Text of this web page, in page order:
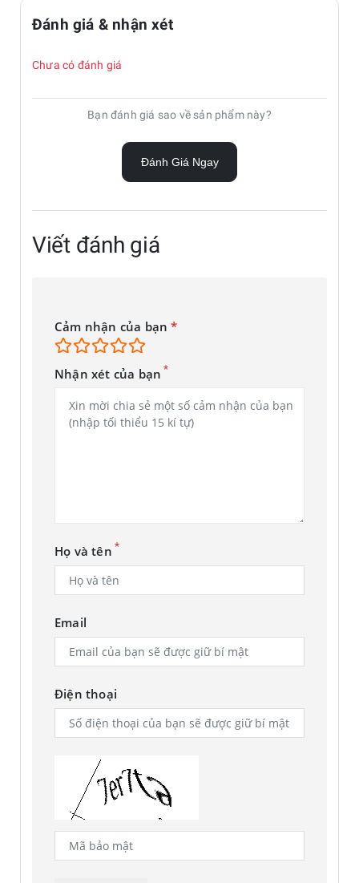
Có thể gắn từ tính để thay
thế dễ dàng
Với thiết kế từ tính, bạn có thể dễ dàng gắn và tháo bao da
do mới với Book Cover Keyboard. Điều chỉnh góc ở mặt sau
một cách dễ dàng để tìm vị trí hoàn hảo của bạn để gửi
* Hình ảnh mô phỏng chỉ mang tính chất minh họa. UX/UI
thực tế có thể khác.
Nâng cao năng suất nhờ chia
sẻ không dây
Đánh giá & nhận xét
Chưa có đánh giá
Bạn đánh giá sao về sản phẩm này?
Đánh Giá Ngay
Viết đánh giá
Cảm nhận của bạn*
Nhận xét của bạn *
Họ và tên *
Email
Điện thoại